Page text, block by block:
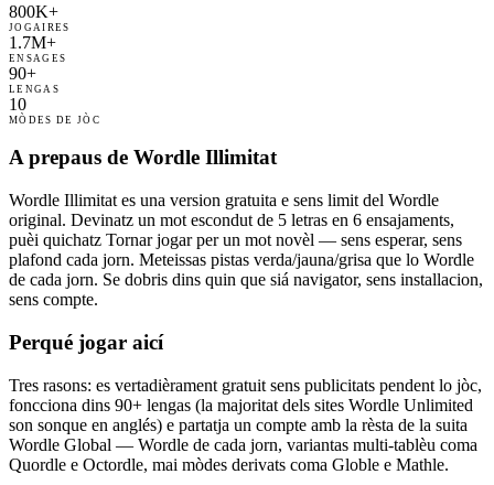
800K+
JOGAIRES
1.7M+
ENSAGES
90+
LENGAS
10
MÒDES DE JÒC
A prepaus de Wordle Illimitat
Wordle Illimitat es una version gratuita e sens limit del Wordle
original. Devinatz un mot escondut de 5 letras en 6 ensajaments,
puèi quichatz Tornar jogar per un mot novèl — sens esperar, sens
plafond cada jorn. Meteissas pistas verda/jauna/grisa que lo Wordle
de cada jorn. Se dobris dins quin que siá navigator, sens installacion,
sens compte.
Perqué jogar aicí
Tres rasons: es vertadièrament gratuit sens publicitats pendent lo jòc,
foncciona dins 90+ lengas (la majoritat dels sites Wordle Unlimited
son sonque en anglés) e partatja un compte amb la rèsta de la suita
Wordle Global — Wordle de cada jorn, variantas multi-tablèu coma
Quordle e Octordle, mai mòdes derivats coma Globle e Mathle.